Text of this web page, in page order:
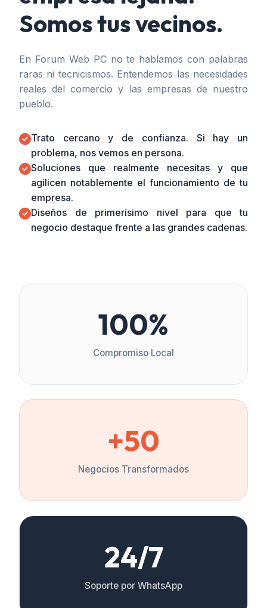
Somos tus vecinos.
En Forum Web PC no te hablamos con palabras
raras ni tecnicismos. Entendemos las necesidades
reales del comercio y las empresas de nuestro
pueblo.
Trato cercano y de confianza. Si hay un
problema, nos vemos en persona.
Soluciones que realmente necesitas y que
agilicen notablemente el funcionamiento de tu
empresa.
Diseños de primerísimo nivel para que tu
negocio destaque frente a las grandes cadenas.
100%
Compromiso Local
+50
Negocios Transformados
24/7
Soporte por WhatsApp